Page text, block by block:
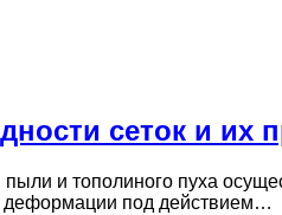
сеток и их
и тополиного пуха
деформации под действием…